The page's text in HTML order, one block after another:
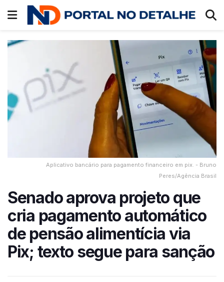
Aplicativo bancário para pagamento financeiro em pix. - Bruno
Peres/Agência Brasil
Senado aprova projeto que
cria pagamento automático
de pensão alimentícia via
Pix; texto segue para sanção